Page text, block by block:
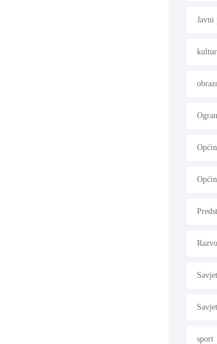
Javni
sport